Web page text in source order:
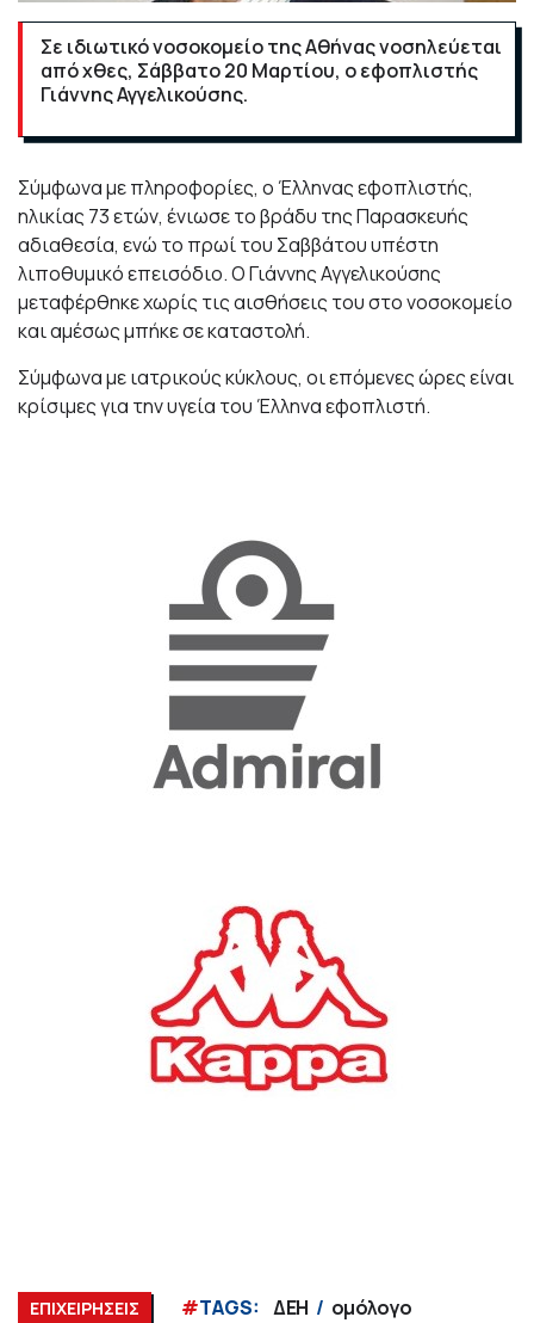
Σε ιδιωτικό νοσοκομείο της Αθήνας νοσηλεύεται
από χθες, Σάββατο 20 Μαρτίου, ο εφοπλιστής
Γιάννης Αγγελικούσης.
Σύμφωνα με πληροφορίες, ο Έλληνας εφοπλιστής,
ηλικίας 73 ετών, ένιωσε το βράδυ της Παρασκευής
αδιαθεσία, ενώ το πρωί του Σαββάτου υπέστη
λιποθυμικό επεισόδιο. Ο Γιάννης Αγγελικούσης
μεταφέρθηκε χωρίς τις αισθήσεις του στο νοσοκομείο
και αμέσως μπήκε σε καταστολή.
Σύμφωνα με ιατρικούς κύκλους, οι επόμενες ώρες είναι
κρίσιμες για την υγεία του Έλληνα εφοπλιστή.
ΕΠΙΧΕΙΡΗΣΕΙΣ #TAGS: ΔΕΗ ομόλογο